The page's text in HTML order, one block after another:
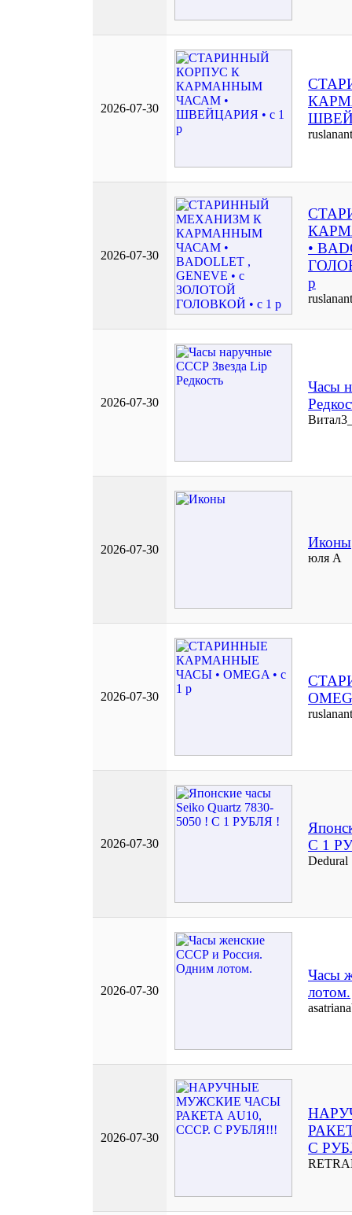
2026-07-30
2026-07-30
•
р
2026-07-30
Часы
2026-07-30 Иконы
юля А
2026-07-30
2026-07-30
С 1
Dedural
2026-07-30
Часы
лотом.
2026-07-30
С